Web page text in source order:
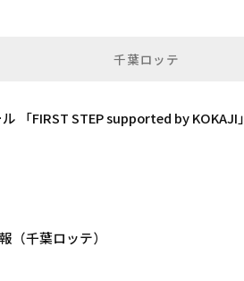
千葉ロッテ
「FIRST STEP supported by KOKAJI」
（千葉ロッテ）